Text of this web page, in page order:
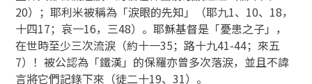
20）；耶利米被稱為「淚眼的先知」（耶九1、10、18，
十四17；哀一16，三48）。耶穌基督是「憂患之子」，
在世時至少三次流淚（約十一35；路十九41-44；來五
7）！被公認為「鐵漢」的保羅亦曾多次落淚，並且不諱
言將它們記錄下來（徒二十19、31）。